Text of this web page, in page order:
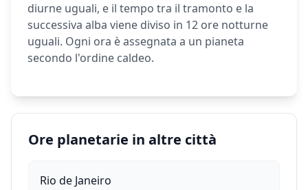
diurne uguali, e il tempo tra il tramonto e la
successiva alba viene diviso in 12 ore notturne
uguali. Ogni ora è assegnata a un pianeta
secondo l'ordine caldeo.
Ore planetarie in altre città
Rio de Janeiro